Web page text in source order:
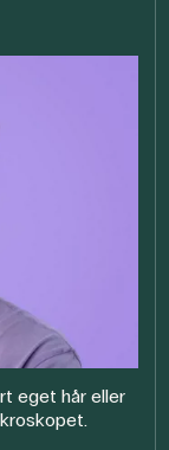
eget hår eller